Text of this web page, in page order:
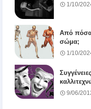
1/10/
Από πόσα
σώμα;
1/10/
9/06/